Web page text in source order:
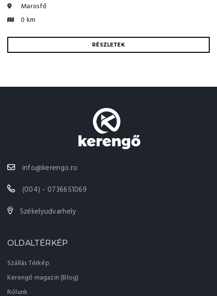
Marosfő
0 km
RÉSZLETEK
info@kerengo.ro
(004) - 0736651069
Székelyudvarhely
OLDALTÉRKÉP
Szállás Térkép
Kerengő magazin (Blog)
Rólunk